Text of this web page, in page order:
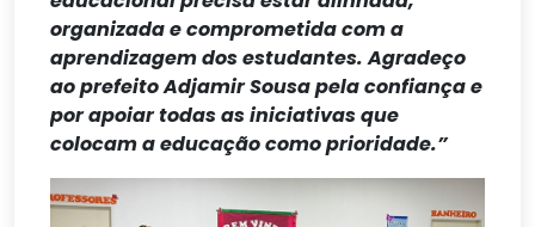
organizada e comprometida com a
aprendizagem dos estudantes. Agradeço
ao prefeito Adjamir Sousa pela confiança e
por apoiar todas as iniciativas que
colocam a educação como prioridade.”